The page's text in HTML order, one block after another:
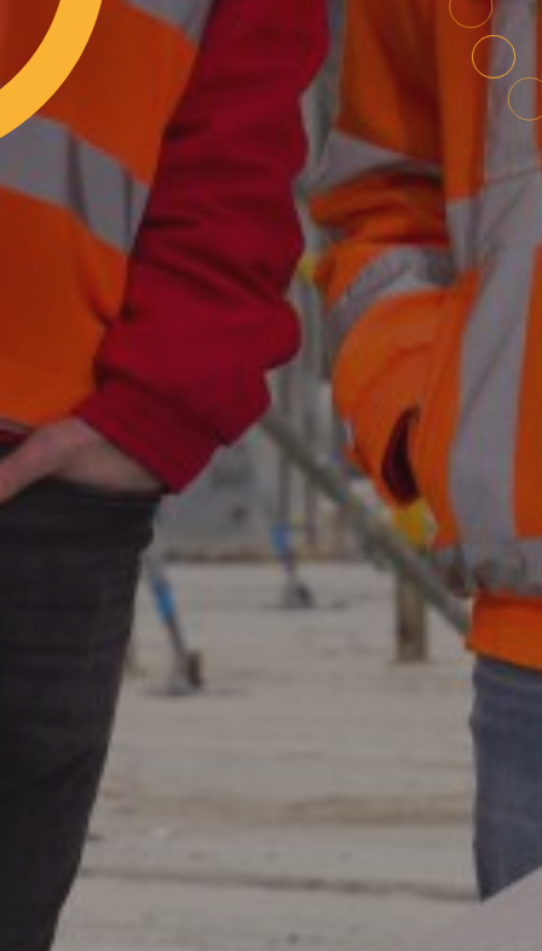
Nieuws
Contact